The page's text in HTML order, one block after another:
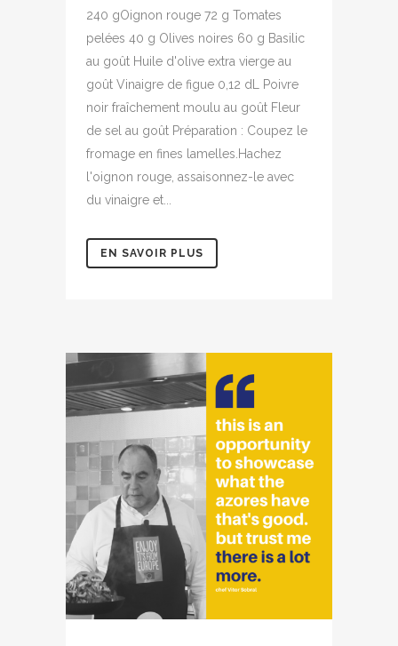
240 gOignon rouge 72 g Tomates
pelées 40 g Olives noires 60 g Basilic
au goût Huile d'olive extra vierge au
goût Vinaigre de figue 0,12 dL Poivre
noir fraîchement moulu au goût Fleur
de sel au goût Préparation : Coupez le
fromage en fines lamelles.Hachez
l'oignon rouge, assaisonnez-le avec
du vinaigre et...
EN SAVOIR PLUS